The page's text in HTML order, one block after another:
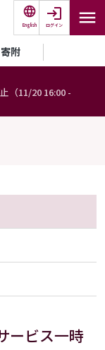
English ログイン
寄附
（11/20 16:00 -
ービス一時